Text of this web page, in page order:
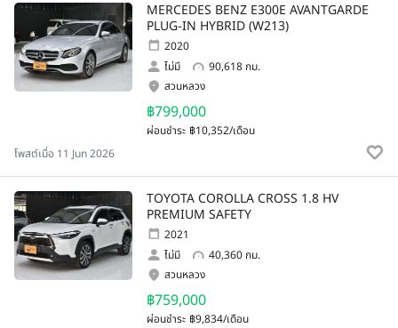
MERCEDES BENZ E300E AVANTGARDE
PLUG-IN HYBRID (W213)
2020
ไม่มี
90,618 กม.
฿799,000
ผ่อนชำระ ฿10,352/เดือน
สวนหลวง
โพสต์เมื่อ 11 Jun 2026
TOYOTA COROLLA CROSS 1.8 HV
PREMIUM SAFETY
2021
ไม่มี
40,360 กม.
฿759,000
ผ่อนชำระ ฿9,834/เดือน
สวนหลวง